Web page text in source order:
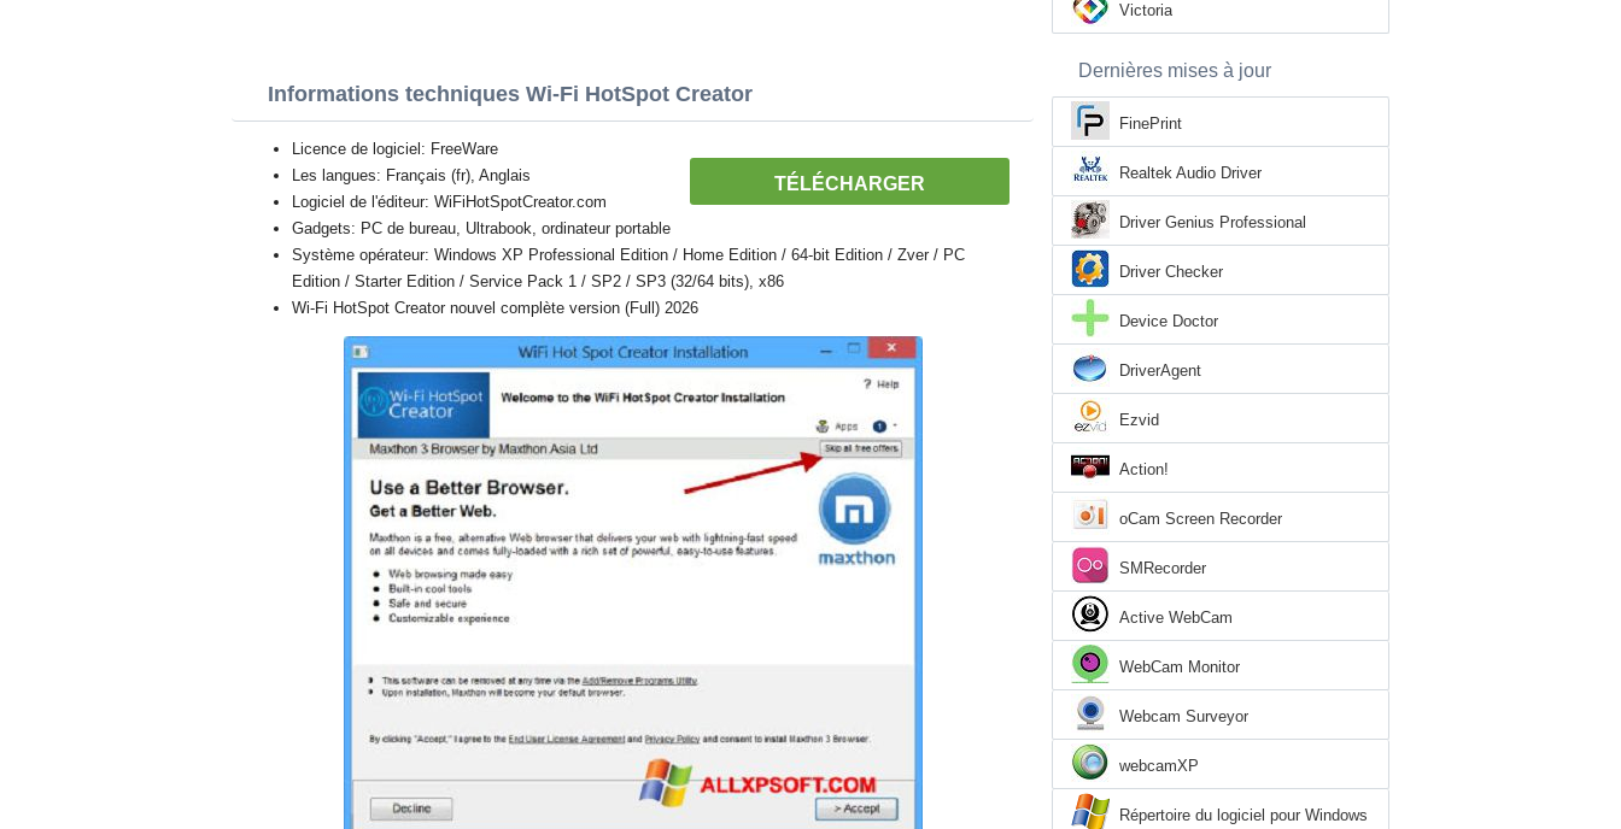
Informations techniques Wi-Fi HotSpot Creator
TÉLÉCHARGER
Licence de logiciel: FreeWare
Les langues: Français (fr), Anglais
Logiciel de l'éditeur: WiFiHotSpotCreator.com
Gadgets: PC de bureau, Ultrabook, ordinateur portable
Système opérateur: Windows XP Professional Edition / Home Edition / 64-bit Edition / Zver / PC
Edition / Starter Edition / Service Pack 1 / SP2 / SP3 (32/64 bits), x86
Wi-Fi HotSpot Creator nouvel complète version (Full) 2026
Victoria
Dernières mises à jour
FinePrint
Realtek Audio Driver
Driver Genius Professional
Driver Checker
Device Doctor
DriverAgent
Ezvid
Action!
oCam Screen Recorder
SMRecorder
Active WebCam
WebCam Monitor
Webcam Surveyor
webcamXP
Répertoire du logiciel pour Windows